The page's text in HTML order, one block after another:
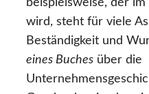
beispielsweise, der
wird, steht für viele
Beständigkeit und
eines Buches über die